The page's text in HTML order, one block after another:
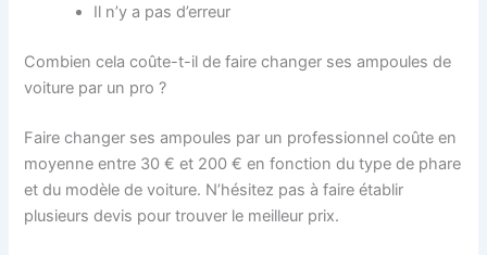
Il n’y a pas d’erreur
Combien cela coûte-t-il de faire changer ses ampoules de
voiture par un pro ?
Faire changer ses ampoules par un professionnel coûte en
moyenne entre 30 € et 200 € en fonction du type de phare
et du modèle de voiture. N’hésitez pas à faire établir
plusieurs devis pour trouver le meilleur prix.